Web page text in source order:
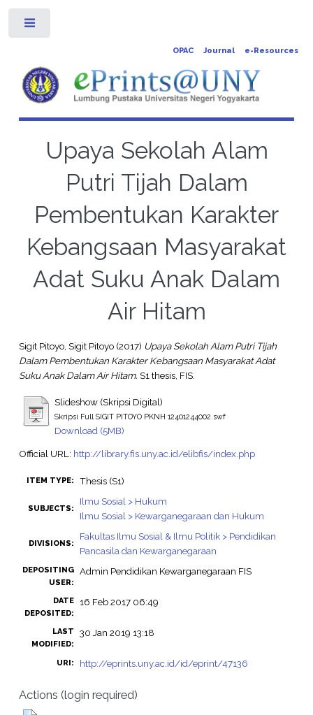
OPAC Journal e-Resources
Upaya Sekolah Alam
Putri Tijah Dalam
Pembentukan Karakter
Kebangsaan Masyarakat
Adat Suku Anak Dalam
Air Hitam
Sigit Pitoyo, Sigit Pitoyo(2017) Upaya Sekolah Alam Putri Tijah
Dalam Pembentukan Karakter Kebangsaan Masyarakat Adat
Suku Anak Dalam Air Hitam. S1 thesis, FIS.
Slideshow (Skripsi Digital)
Skripsi Full SIGIT PITOYO PKNH 12401244002.swf
Download (5MB)
Official URL: http://library.fis.uny.ac.id/elibfis/index.php
ITEM TYPE: Thesis (S1)
SUBJECTS:
Ilmu Sosial > Hukum
Ilmu Sosial > Kewarganegaraan dan Hukum
DIVISIONS:
Fakultas Ilmu Sosial & Ilmu Politik > Pendidikan
Pancasila dan Kewarganegaraan
DEPOSITING
USER:
Admin Pendidikan Kewarganegaraan FIS
DATE
DEPOSITED:
16 Feb 2017 06:49
LAST
MODIFIED:
30 Jan 2019 13:18
URI: http://eprints.uny.ac.id/id/eprint/47136
Actions (login required)